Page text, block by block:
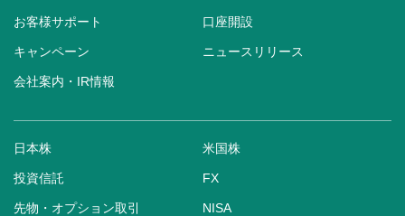
お客様サポート 口座開設
キャンペーン ニュースリリース
会社案内・IR情報
日本株 米国株
投資信託 FX
先物・オプション取引 NISA